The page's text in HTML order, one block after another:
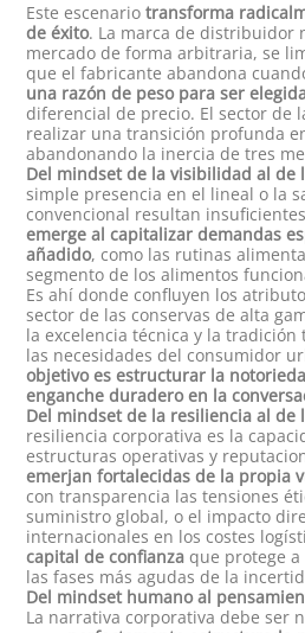
Este escenariotransforma
de éxito. La marca de distribuidor
mercado de forma arbitraria, se
que el fabricante abandona
una razón de peso para ser
diferencial de precio. El sector de
realizar una transición profunda
abandonando la inercia de tres
Del mindset de la visibilidad al de
simple presencia en el lineal o la
convencional resultan
emerge al capitalizar demandas
añadido, como las rutinas
segmento de los alimentos
Es ahí donde confluyen los
sector de las conservas de alta
la excelencia técnica y la
las necesidades del consumidor
objetivo es estructurar la
enganche duradero en la
Del mindset de la resiliencia al
resiliencia corporativa es la
estructuras operativas y
emerjan fortalecidas de la propia
con transparencia las tensiones
suministro global, o el impacto
internacionales en los costes
capital de confianza que protege
las fases más agudas de la
Del mindset humano al
La narrativa corporativa debe ser